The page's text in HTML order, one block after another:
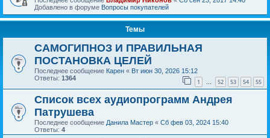
Добавлено в форуме Вопросы покупателей
Темы
САМОГИПНОЗ И ПРАВИЛЬНАЯ
ПОСТАНОВКА ЦЕЛЕЙ
Последнее сообщение Карен « Вт июн 30, 2026 15:12
Ответы: 1364 1 … 52 53 54 55
Список всех аудиопрограмм Андрея
Патрушева
Последнее сообщение Данила Мастер « Сб фев 03, 2024 15:40
Ответы: 4